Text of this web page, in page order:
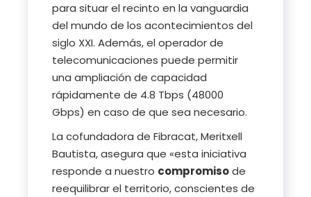
para situar el recinto en la vanguardia
del mundo de los acontecimientos del
siglo XXI. Además, el operador de
telecomunicaciones puede permitir
una ampliación de capacidad
rápidamente de 4.8 Tbps (48000
Gbps) en caso de que sea necesario.
La cofundadora de Fibracat, Meritxell
Bautista, asegura que «esta iniciativa
responde a nuestro compromisode
reequilibrar el territorio, conscientes de